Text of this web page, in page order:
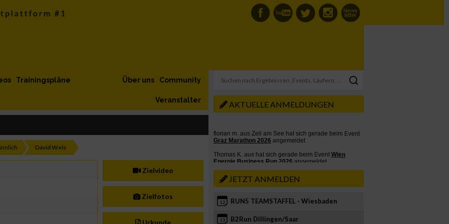
Trainingspläne Community
Über uns
Veranstalter
David Weis
Zielvideo
Zielfotos
Urkunde
AKTUELLE ANMELDUNGEN
JETZT ANMELDEN
12 RUN5 TEAMSTAFFEL - Wiesbaden
13 B2Run Dillingen/Saar